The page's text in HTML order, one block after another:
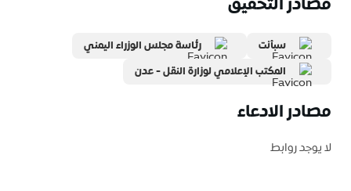
سبأنت
رئاسة مجلس الوزراء اليمني
المكتب الإعلامي لوزارة النقل - عدن
مصادر الادعاء
لا يوجد روابط